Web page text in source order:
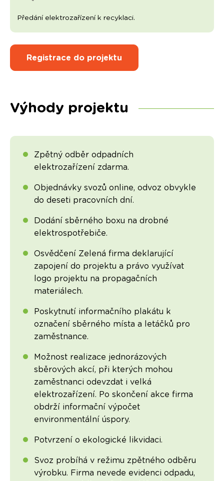
Předání elektrozařízení k recyklaci.
Registrace do projektu
Výhody projektu
Zpětný odběr odpadních
elektrozařízení zdarma.
Objednávky svozů online, odvoz obvykle
do deseti pracovních dní.
Dodání sběrného boxu na drobné
elektrospotřebiče.
Osvědčení Zelená firma deklarující
zapojení do projektu a právo využívat
logo projektu na propagačních
materiálech.
Poskytnutí informačního plakátu k
označení sběrného místa a letáčků pro
zaměstnance.
Možnost realizace jednorázových
sběrových akcí, při kterých mohou
zaměstnanci odevzdat i velká
elektrozařízení. Po skončení akce firma
obdrží informační výpočet
environmentální úspory.
Potvrzení o ekologické likvidaci.
Svoz probíhá v režimu zpětného odběru
výrobku. Firma nevede evidenci odpadu,